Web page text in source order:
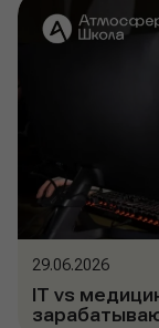
29.06.2026
IT vs